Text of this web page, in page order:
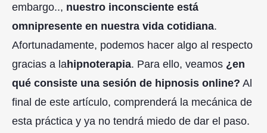
embargo.., nuestro inconsciente está
omnipresente en nuestra vida cotidiana.
Afortunadamente, podemos hacer algo al respecto
gracias a lahipnoterapia. Para ello, veamos ¿en
qué consiste una sesión de hipnosis online? Al
final de este artículo, comprenderá la mecánica de
esta práctica y ya no tendrá miedo de dar el paso.